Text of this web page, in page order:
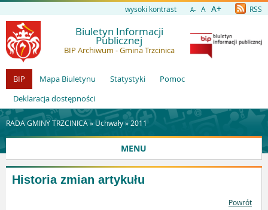
wysoki kontrast A- A A+ RSS
Biuletyn Informacji
Publicznej
BIP Archiwum - Gmina Trzcinica
BIP Mapa Biuletynu Statystyki
Pomoc
Deklaracja dostępności
RADA GMINY TRZCINICA » Uchwały»2011
MENU
Historia zmian artykułu
Powrót